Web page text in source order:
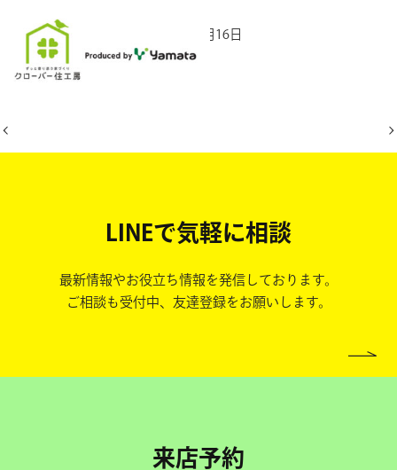
2025年10月16日
LINEで気軽に相談
最新情報やお役立ち情報を発信しております。
ご相談も受付中、友達登録をお願いします。
来店予約